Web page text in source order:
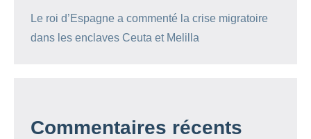
Le roi d’Espagne a commenté la crise migratoire
dans les enclaves Ceuta et Melilla
Commentaires récents